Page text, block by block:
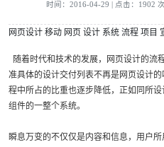
时间：2016-04-29 | 点击：1902
网页设计 移动 网页 设计 系统 流程 项目
随着时代和技术的发展，网页设计的流
准具体的设计交付列表不再是网页设计
程中所占的比重也逐步降低，正如同所
组件的一整个系统。
瞬息万变的不仅仅是内容和信息，用户